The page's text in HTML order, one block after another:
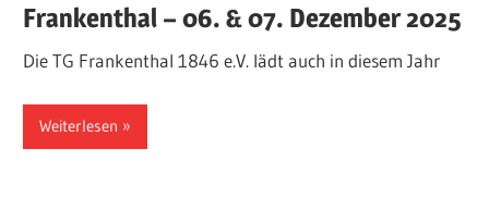
Frankenthal – 06. & 07. Dezember 2025
Die TG Frankenthal 1846 e.V. lädt auch in diesem Jahr
Weiterlesen